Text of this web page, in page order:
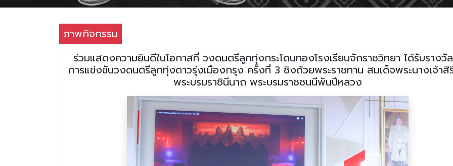
ภาพกิจกรรม
ร่วมแสดงความยินดีในโอกาสที่ วงดนตรีลูกทุ่งกระโดนทองโรงเรียนจักราชวิทยา ได้รับรางวั
การแข่งขันวงดนตรีลูกทุ่งดาวรุ่งเมืองกรุง ครั้งที่ 3 ชิงถ้วยพระราชทาน สมเด็จพระนางเจ้า
พระบรมราชินีนาถ พระบรมราชชนนีพันปีหลวง